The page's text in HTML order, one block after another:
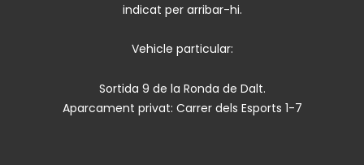
indicat per arribar-hi.
Vehicle particular:
Sortida 9 de la Ronda de Dalt.
Aparcament privat: Carrer dels Esports 1-7